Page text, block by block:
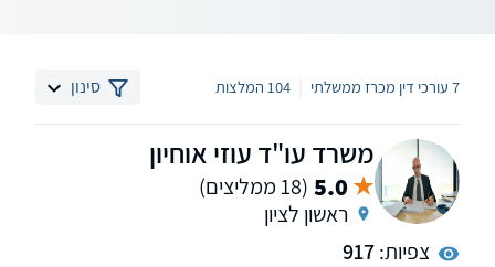
7 עורכי דין מכרז ממשלתי 104 המלצות סינון
משרד עו"ד עוזי אוחיון
5.0 (18 ממליצים)
ראשון לציון
צפיות:917